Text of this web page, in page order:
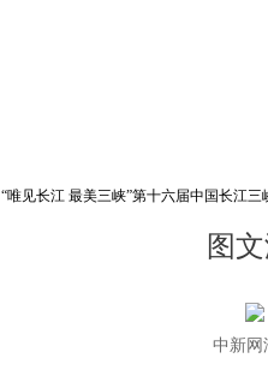
“唯见长江 最美三峡”第十六届中国长江
图
中新网